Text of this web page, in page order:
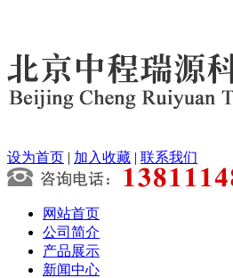
设为首页 | 加入收藏 | 联系我们
网站首页
公司简介
产品展示
新闻中心